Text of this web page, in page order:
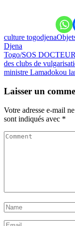
culture togodjena
Djena
Togo/SOS
des clubs de
ministre Lamadokou
Laisser un
Votre adresse e-mail
sont indiqués avec *